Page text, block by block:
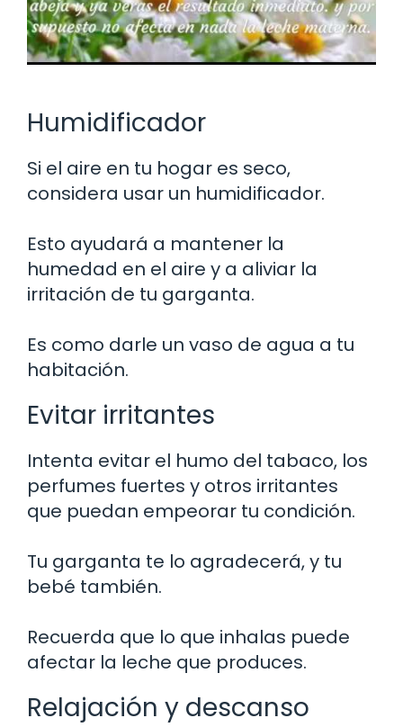
Humidificador
Si el aire en tu hogar es seco,
considera usar un humidificador.
Esto ayudará a mantener la
humedad en el aire y a aliviar la
irritación de tu garganta.
Es como darle un vaso de agua a tu
habitación.
Evitar irritantes
Intenta evitar el humo del tabaco, los
perfumes fuertes y otros irritantes
que puedan empeorar tu condición.
Tu garganta te lo agradecerá, y tu
bebé también.
Recuerda que lo que inhalas puede
afectar la leche que produces.
Relajación y descanso